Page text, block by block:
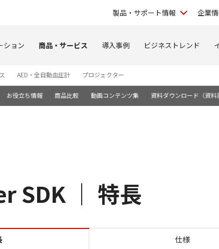
製品・サポート情報 企業
ション 商品・サービス 導入事例 ビジネストレンド
AED・全自動血圧計 プロジェクター
お役立ち情報 商品比較 動画コンテンツ集 資料ダウンロード（資料
SDK ｜ 特長
長 imageFORMULA DR Scanner SDK 仕様